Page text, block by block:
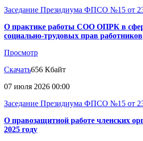
Заседание Президиума ФПСО №15 от 23
О практике работы СОО ОПРК в
социально-трудовых прав работников
Просмотр
Скачать656 Кбайт
07 июля 2026 00:00
Заседание Президиума ФПСО №15 от 23
О правозащитной работе членских
2025 году